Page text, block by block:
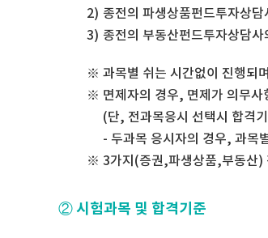
종전의 파생상품펀드투자상
종전의 부동산펀드투자상담
과목별 쉬는 시간없이 진행되
면제자의 경우, 면제가 의무
(단, 전과목응시 선택시 합격
- 두과목 응시자의 경우, 과목
3가지(증권,파생상품,부동산)
② 시험과목 및 합격기준